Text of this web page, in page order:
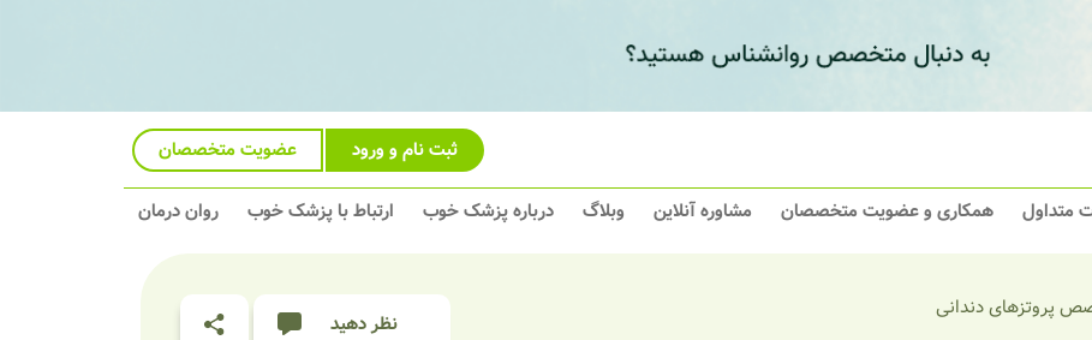
ثبت نام و ورود عضویت متخصصان
متداول همکاری و عضویت متخصصان مشاوره آنلاین وبلاگ درباره پزشک خوب ارتباط با پزشک خوب روان درمان
پروتزهای دندانی
نظر دهید